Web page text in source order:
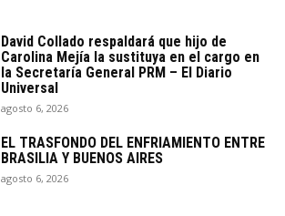
David Collado respaldará que hijo de
Carolina Mejía la sustituya en el cargo en
la Secretaría General PRM – El Diario
Universal
agosto 6, 2026
EL TRASFONDO DEL ENFRIAMIENTO ENTRE
BRASILIA Y BUENOS AIRES
agosto 6, 2026